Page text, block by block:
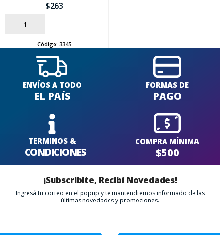
$263
AÑADIR
Código: 3345
ENVÍOS A TODO
EL PAÍS
FORMAS DE
PAGO
TERMINOS &
CONDICIONES
COMPRA MÍNIMA
$500
¡Subscribite, Recibí Novedades!
Ingresá tu correo en el popup y te mantendremos informado de las
últimas novedades y promociones.